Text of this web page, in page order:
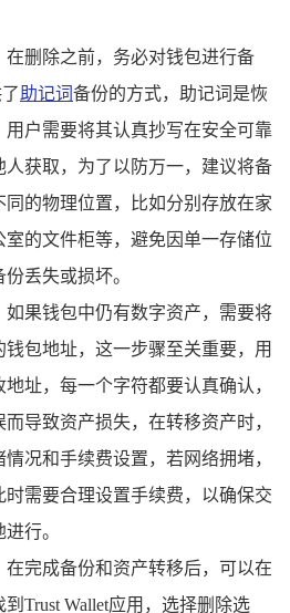
在删除之前，务必对钱包进行备
助记词备份的方式，助记词是恢
用户需要将其认真抄写在安全可靠
人获取，为了以防万一，建议将备
的物理位置，比如分别存放在家
室的文件柜等，避免因单一存储位
丢失或损坏。
如果钱包中仍有数字资产，需要将
包地址，这一步骤至关重要，用
址，每一个字符都要认真确认，
导致资产损失，在转移资产时，
况和手续费设置，若网络拥堵，
时需要合理设置手续费，以确保交
行。
在完成备份和资产转移后，可以在
Trust Wallet应用，选择删除选